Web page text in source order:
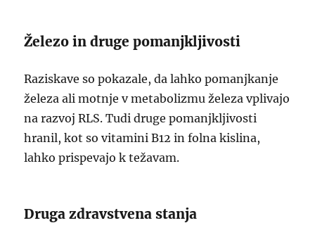
Železo in druge pomanjkljivosti
Raziskave so pokazale, da lahko pomanjkanje
železa ali motnje v metabolizmu železa vplivajo
na razvoj RLS. Tudi druge pomanjkljivosti
hranil, kot so vitamini B12 in folna kislina,
lahko prispevajo k težavam.
Druga zdravstvena stanja